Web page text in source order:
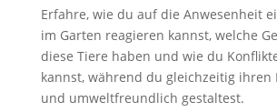
Erfahre, wie du auf die Anwesenheit
im Garten reagieren kannst, welche
diese Tiere haben und wie du
kannst, während du gleichzeitig ihren
und umweltfreundlich gestaltest.